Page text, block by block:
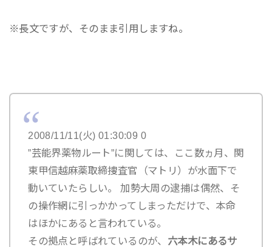
※長文ですが、そのまま引用しますね。
2008/11/11(火) 01:30:09 0
”芸能界薬物ルート”に関しては、ここ数ヵ月、関
東甲信越麻薬取締捜査官（マトリ）が水面下で
動いていたらしい。 加勢大周の逮捕は偶然、そ
の操作網に引っかかってしまっただけで、本命
はほかにあると言われている。
その拠点と呼ばれているのが、 六本木にあるサ